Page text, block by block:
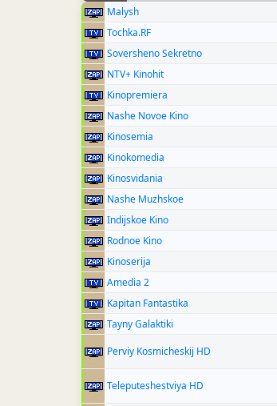
Malysh
Tochka.RF
Soversheno Sekretno
NTV+ Kinohit
Kinopremiera
Nashe Novoe Kino
Kinosemia
Kinokomedia
Kinosvidania
Nashe Muzhskoe
Indijskoe Kino
Rodnoe Kino
Kinoserija
Amedia 2
Kapitan Fantastika
Tayny Galaktiki
Perviy Kosmicheskij HD
Teleputeshestviya HD